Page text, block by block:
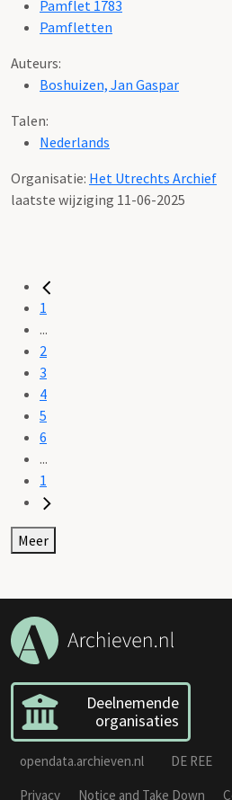
Pamflet 1783
Pamfletten
Auteurs:
Boshuizen, Jan Gaspar
Talen:
Nederlands
Organisatie: Het Utrechts Archief
laatste wijziging 11-06-2025
1
...
2
3
4
5
6
...
1
Meer
Deelnemende
organisaties
opendata.archieven.nl DE REE
Privacy
Notice and Take Down